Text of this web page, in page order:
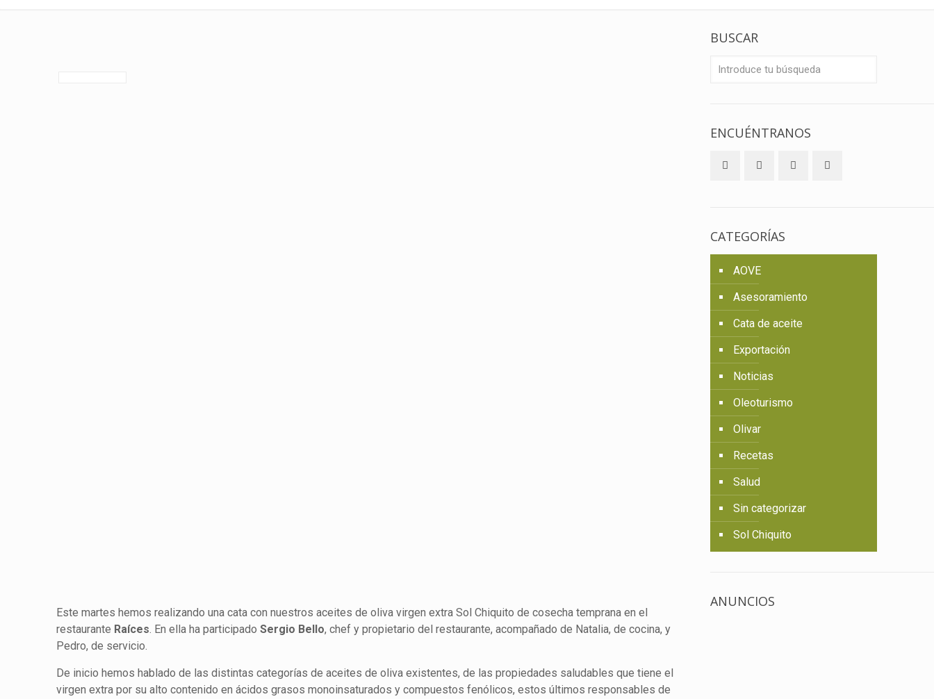
Este martes hemos realizando una cata con nuestros aceites de oliva virgen extra Sol Chiquito de cosecha temprana en el
restaurante Raíces. En ella ha participadoSergio Bello, chef y propietario del restaurante, acompañado de Natalia, de cocina, y
Pedro, de servicio.
De inicio hemos hablado de las distintas categorías de aceites de oliva existentes, de las propiedades saludables que tiene el
virgen extra por su alto contenido en ácidos grasos monoinsaturados y compuestos fenólicos, estos últimos responsables de
BUSCAR
ENCUÉNTRANOS
CATEGORÍAS
AOVE
Asesoramiento
Cata de aceite
Exportación
Noticias
Oleoturismo
Olivar
Recetas
Salud
Sin categorizar
Sol Chiquito
ANUNCIOS